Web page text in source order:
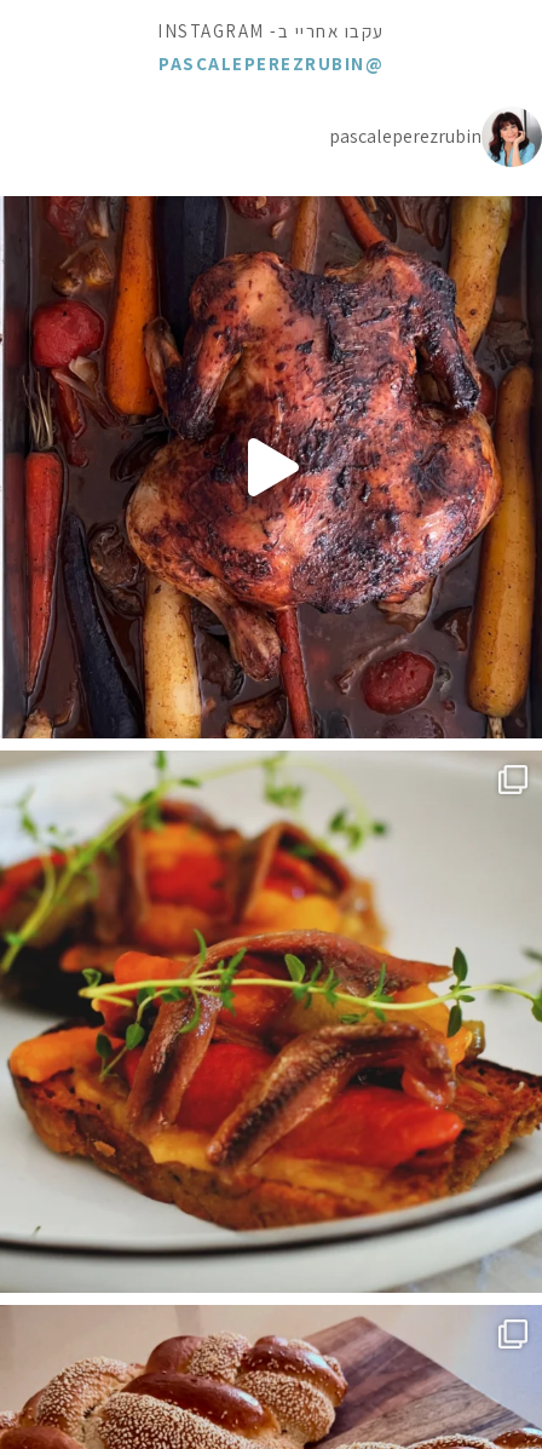
עקבו אחריי ב- INSTAGRAM
@PASCALEPEREZRUBIN
pascaleperezrubin